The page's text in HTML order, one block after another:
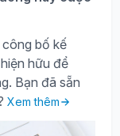
bố kế
hữu để
Bạn đã sẵn
Xem thêm